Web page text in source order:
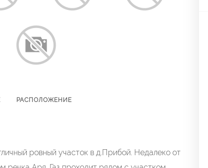
РАСПОЛОЖЕНИЕ
ровный участок в д.Прибой. Недалеко от